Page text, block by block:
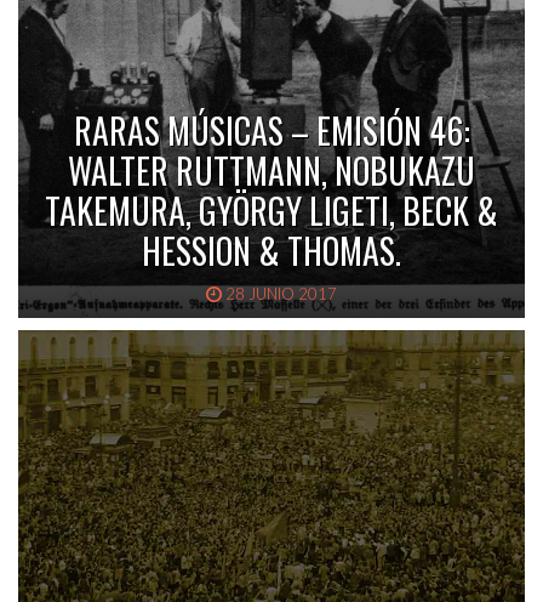
RARAS MÚSICAS – EMISIÓN 46:
WALTER RUTTMANN, NOBUKAZU
TAKEMURA, GYÖRGY LIGETI, BECK &
HESSION & THOMAS.
28 JUNIO 2017